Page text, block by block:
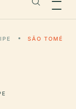
SÃO TOMÉ